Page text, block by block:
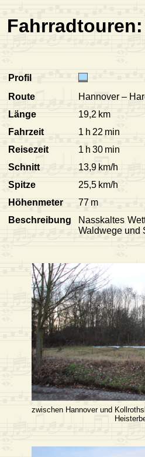
Fahrradtouren:
Profil
Route
Hannover –
Länge
19,2 km
Fahrzeit
1 h 22 min
Reisezeit
1 h 30 min
Schnitt
13,9 km/h
Spitze
25,5 km/h
Höhenmeter
77 m
Beschreibung
Nasskaltes
Waldwege und
zwischen Hannover und